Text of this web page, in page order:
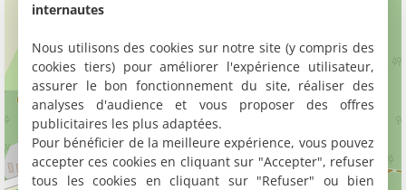
internautes
Nous utilisons des cookies sur notre site (y compris des
cookies tiers) pour améliorer l'expérience utilisateur,
assurer le bon fonctionnement du site, réaliser des
analyses d'audience et vous proposer des offres
publicitaires les plus adaptées.
Pour bénéficier de la meilleure expérience, vous pouvez
accepter ces cookies en cliquant sur "Accepter", refuser
tous les cookies en cliquant sur "Refuser" ou bien